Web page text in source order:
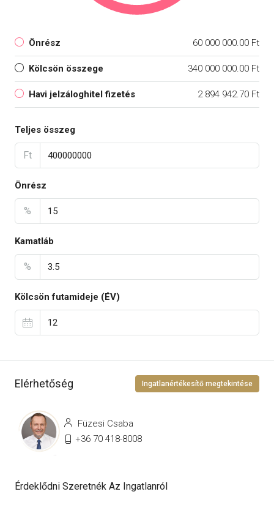
Önrész 60 000 000.00 Ft
Kölcsön összege 340 000 000.00 Ft
Havi jelzáloghitel fizetés 2 894 942.70 Ft
Teljes összeg
Ft
Önrész
%
Kamatláb
%
Kölcsön futamideje (ÉV)
Elérhetőség Ingatlanértékesítő megtekintése
Füzesi Csaba
+36 70 418-8008
Érdeklődni Szeretnék Az Ingatlanról